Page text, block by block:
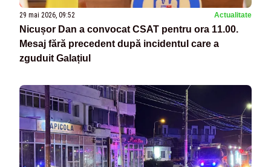
29 mai 2026, 09:52 Actualitate
Nicușor Dan a convocat CSAT pentru ora 11.00.
Mesaj fără precedent după incidentul care a
zguduit Galațiul